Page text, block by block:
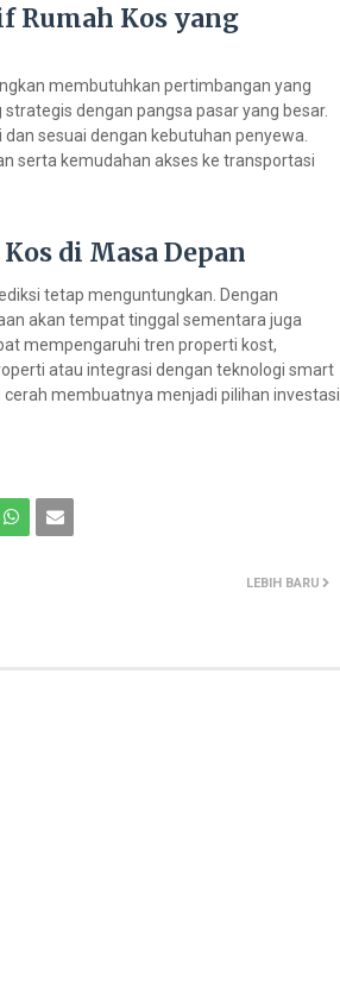
Kos yang
membutuhkan pertimbangan yang
dengan pangsa pasar yang besar.
sesuai dengan kebutuhan penyewa.
serta kemudahan akses ke transportasi
di Masa Depan
tetap menguntungkan. Dengan
akan tempat tinggal sementara juga
mempengaruhi tren properti kost,
atau integrasi dengan teknologi smart
membuatnya menjadi pilihan investasi
LEBIH BARU